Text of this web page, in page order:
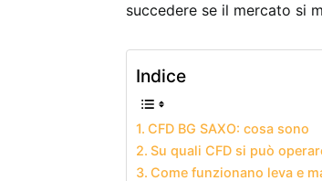
succedere se il mercato si
Indice
CFD BG SAXO: cosa sono
Su quali CFD si può
Come funzionano leva e